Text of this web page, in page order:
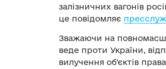
залізничних вагонів
це повідомляє
Зважаючи на
веде проти України,
вилучення об’єктів